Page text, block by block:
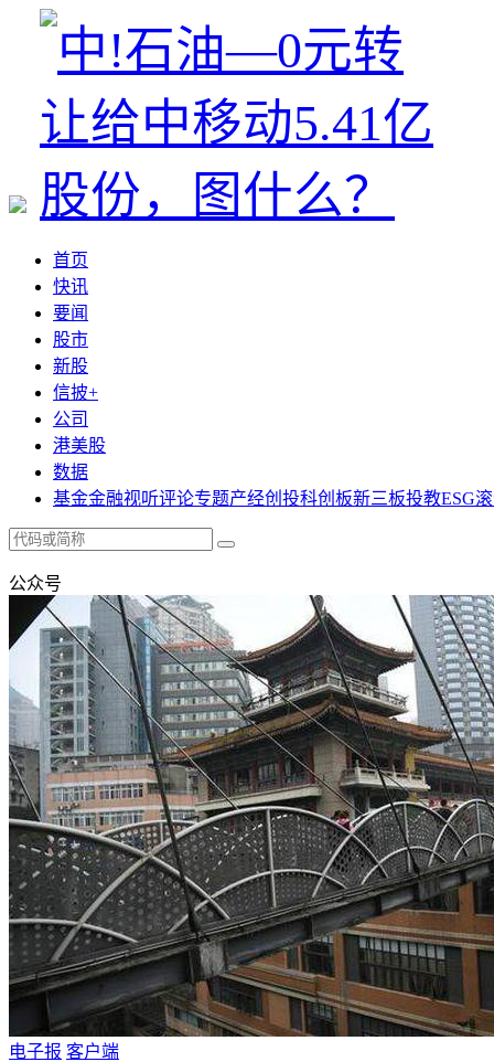
首页
快讯
要闻
股市
新股
信披+
公司
港美股
数据
基金金融视听评论专题产经创投科创板新三板投教ESG
公众号
电子报 客户端